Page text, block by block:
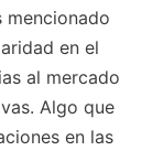
mencionado
en el
al mercado
Algo que
en las